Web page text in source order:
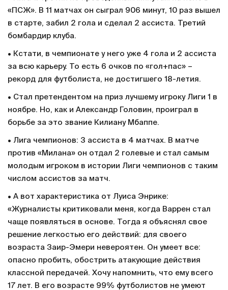
«ПСЖ». В 11 матчах он сыграл 906 минут, 10 раз вышел
в старте, забил 2 гола и сделал 2 ассиста. Третий
бомбардир клуба.
• Кстати, в чемпионате у него уже 4 гола и 2 ассиста
за всю карьеру. То есть 6 очков по «гол+пас» –
рекорд для футболиста, не достигшего 18-летия.
• Стал претендентом на приз лучшему игроку Лиги 1 в
ноябре. Но, как и Александр Головин, проиграл в
борьбе за это звание Килиану Мбаппе.
• Лига чемпионов: 3 ассиста в 4 матчах. В матче
против «Милана» он отдал 2 голевые и стал самым
молодым игроком в истории Лиги чемпионов с таким
числом ассистов за матч.
• А вот характеристика от Луиса Энрике:
«Журналисты критиковали меня, когда Варрен стал
чаще появляться в основе. Тогда я объяснял свое
решение легкостью его действий: для своего
возраста Заир-Эмери невероятен. Он умеет все:
опасно пробить, обострить атакующие действия
классной передачей. Хочу напомнить, что ему всего
17 лет. В его возрасте 99% футболистов не умеют